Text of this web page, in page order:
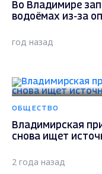
Во Владимире
водоёмах из-за
год назад
ОБЩЕСТВО
Владимирская
снова ищет
2 года назад